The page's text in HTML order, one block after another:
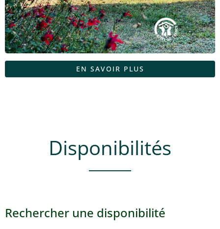
EN SAVOIR PLUS
Disponibilités
Rechercher une disponibilité